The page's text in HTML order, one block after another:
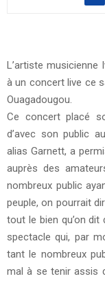
L’artiste musicienne
à un concert live ce
Ouagadougou.
Ce concert placé
d’avec son public
alias Garnett, a
auprès des
nombreux public
peuple, on pourrait
tout le bien qu’on dit
spectacle qui, par
tant le nombreux
mal à se tenir assis